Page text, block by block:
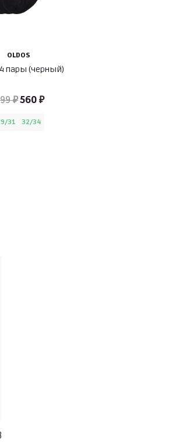
OLDOS
пары (черный)
₽560 ₽
31 32/34